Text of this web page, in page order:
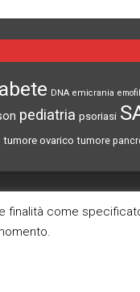
DNA emicrania
pediatria psoriasi
tumore ovarico tumore
finalità come